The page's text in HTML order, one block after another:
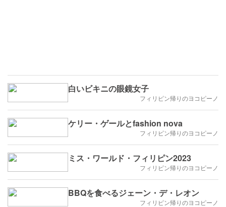
白いビキニの眼鏡女子
フィリピン帰りのヨコピーノ
ケリー・ゲールとfashion nova
フィリピン帰りのヨコピーノ
ミス・ワールド・フィリピン2023
フィリピン帰りのヨコピーノ
BBQを食べるジェーン・デ・レオン
フィリピン帰りのヨコピーノ